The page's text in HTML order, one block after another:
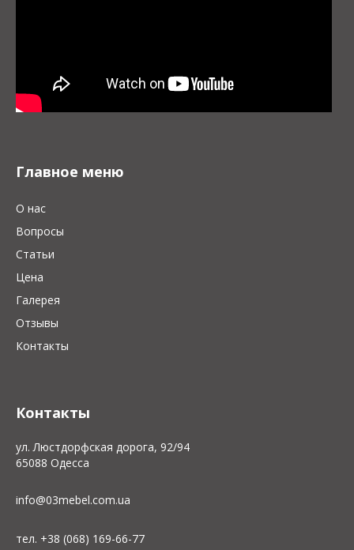
Главное меню
О нас
Вопросы
Статьи
Цена
Галерея
Отзывы
Контакты
Контакты
ул. Люстдорфская дорога, 92/94
65088 Одесса
info@03mebel.com.ua
тел. +38 (068) 169-66-77